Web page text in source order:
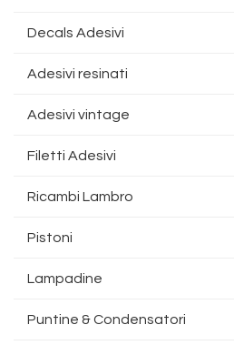
Decals Adesivi
Adesivi resinati
Adesivi vintage
Filetti Adesivi
Ricambi Lambro
Pistoni
Lampadine
Puntine & Condensatori